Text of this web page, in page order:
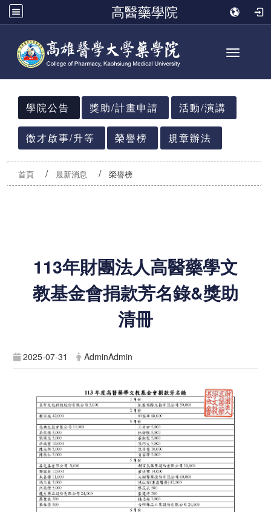
高醫藥學院
Toggle
:::
學院公告
獎助/計畫申請 活動/演講
徵才啟事/升等 榮譽榜 規章辦法
首頁 最新消息 榮譽榜
113年財團法人高醫藥學文
教基金會捐款芳名錄&獎助
清冊
2025-07-31 AdminAdmin